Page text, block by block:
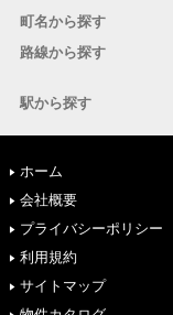
町名から探す
路線から探す
駅から探す
ホーム
会社概要
プライバシーポリシー
利用規約
サイトマップ